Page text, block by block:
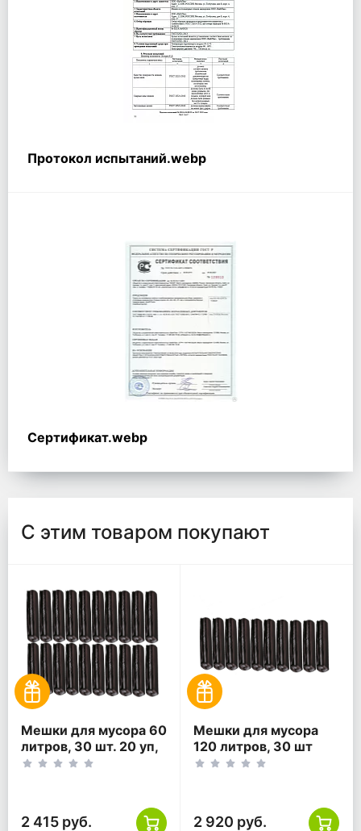
Протокол испытаний.webp
Сертификат.webp
С этим товаром покупают
Мешки для мусора 60
литров, 30 шт. 20 уп,
черные
2 415 руб.
Мешки для мусора
120 литров, 30 шт
(10уп)., черные
2 920 руб.